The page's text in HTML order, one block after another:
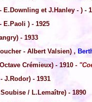
E.Downling et J.Hanley - ) -
E.Paoli ) - 1925
- 1933
- Albert Valsien) ,
Crémieux) - 1910 -
J.Rodor) - 1931
/ L.Lemaître) - 1890